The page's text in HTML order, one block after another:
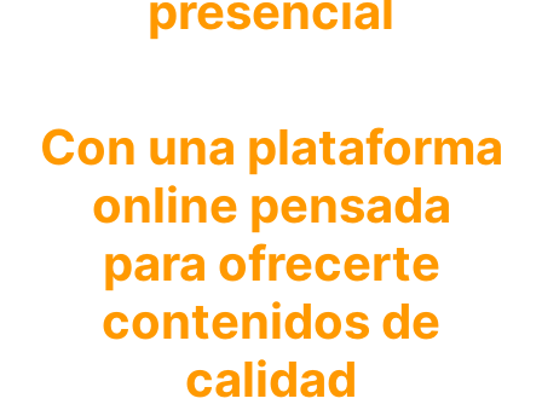
Con una plataforma
online pensada
para ofrecerte
contenidos de
calidad